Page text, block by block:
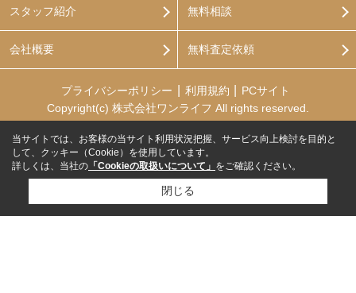
スタッフ紹介
会社概要
無料相談
無料査定依頼
プライバシーポリシー 利用規約
PCサイト
Copyright(c) 株式会社ワンライフ All rights reserved.
当サイトでは、お客様の当サイト利用状況把握、サービス向上検討を目的と
して、クッキー（Cookie）を使用しています。
詳しくは、当社の 「Cookieの取扱いについて」 をご確認ください。
閉じる